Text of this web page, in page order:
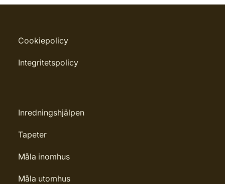
Cookiepolicy
Integritetspolicy
Inredningshjälpen
Tapeter
Måla inomhus
Måla utomhus